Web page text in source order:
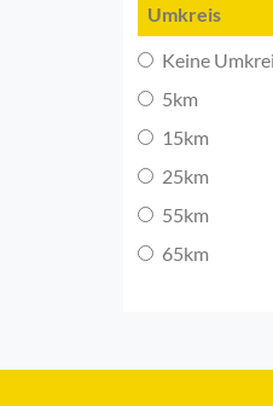
Umkreis
Keine
5km
15km
25km
55km
65km